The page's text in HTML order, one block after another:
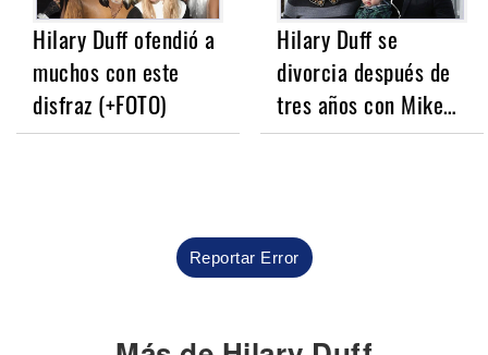
Hilary Duff ofendió a
muchos con este
disfraz (+FOTO)
Hilary Duff se
divorcia después de
tres años con Mike…
Reportar Error